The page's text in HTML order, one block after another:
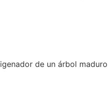
de un árbol maduro